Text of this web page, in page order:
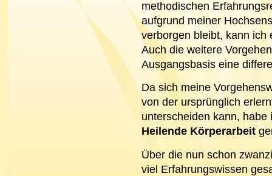
methodischen
aufgrund meiner
verborgen bleibt, kann ich
Auch die weitere
Ausgangsbasis eine
Da sich meine
von der ursprünglich
unterscheiden kann,
Heilende Körperarbeit
Über die nun schon
viel Erfahrungswissen